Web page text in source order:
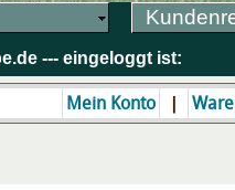
--- eingeloggt ist:
Mein Konto |